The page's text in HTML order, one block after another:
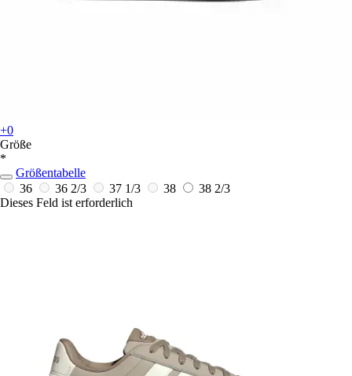
+0
Größe
*
Größentabelle
36
36 2/3 37 1/3 38
38 2/3
Dieses Feld ist erforderlich